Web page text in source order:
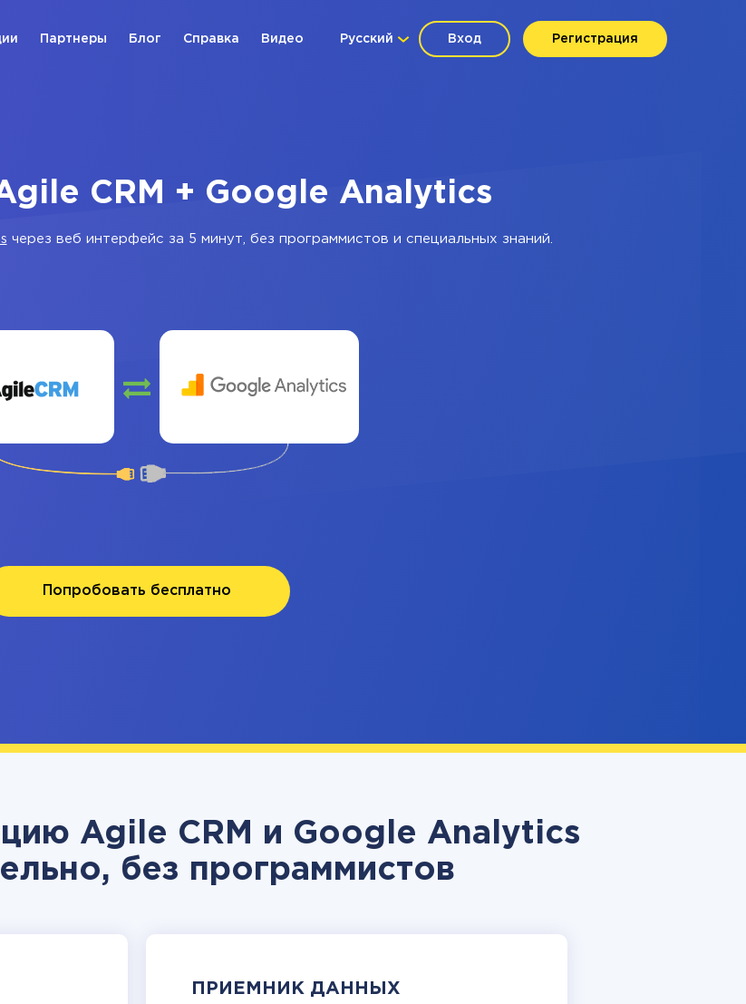
Вход Регистрация
Русский
Партнеры Блог Справка Видео
CRM + Google Analytics
через веб интерфейс за 5 минут, без программистов и специальных знаний.
Попробовать бесплатно
Agile CRM и Google Analytics
без программистов
ПРИЕМНИК ДАННЫХ